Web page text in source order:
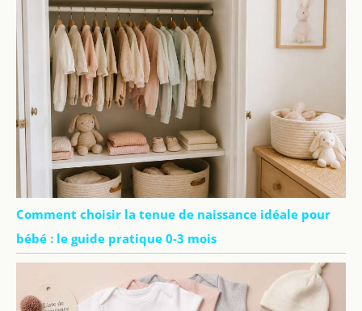
Comment choisir la tenue de naissance idéale pour
bébé : le guide pratique 0-3 mois